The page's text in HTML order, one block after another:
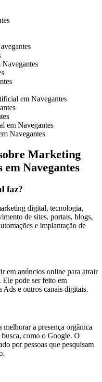
em Navegantes
em Navegantes
Navegantes
Marketing
Navegantes
faz?
digital, tecnologia,
de sites, portais, blogs,
e implantação de
em anúncios online para atrair
Ele pode ser feito em
e outros canais digitais.
melhorar a presença orgânica
busca, como o Google. O
por pessoas que pesquisam